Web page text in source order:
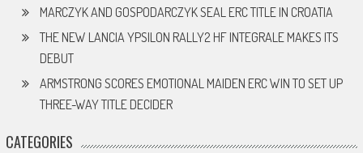
MARCZYK AND GOSPODARCZYK SEAL ERC TITLE IN CROATIA
THE NEW LANCIA YPSILON RALLY2 HF INTEGRALE MAKES ITS
DEBUT
ARMSTRONG SCORES EMOTIONAL MAIDEN ERC WIN TO SET UP
THREE-WAY TITLE DECIDER
CATEGORIES